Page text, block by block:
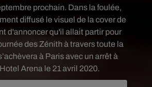
prochain. Dans la foulée,
diffusé le visuel de la cover de
d'annoncer qu'il allait partir pour
des Zénith à travers toute la
à Paris avec un arrêt à
Arena le 21 avril 2020.